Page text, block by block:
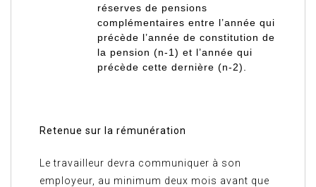
réserves de pensions
complémentaires entre l’année qui
précède l’année de constitution de
la pension (n-1) et l’année qui
précède cette dernière (n-2).
Retenue sur la rémunération
Le travailleur devra communiquer à son
employeur, au minimum deux mois avant que